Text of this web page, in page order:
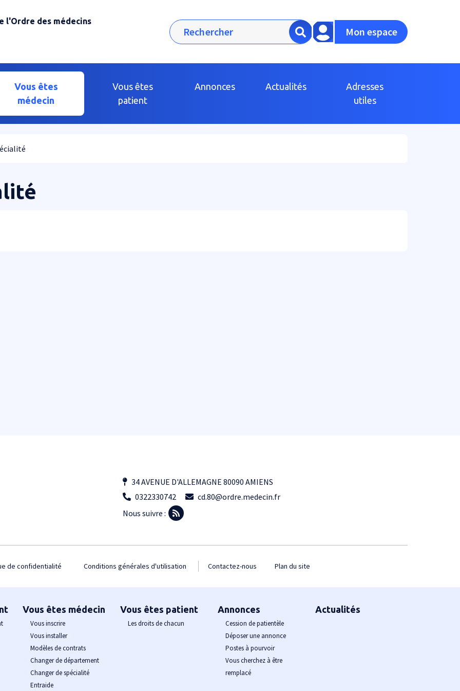
l'Ordre des médecins Rechercher Mon espace
Vous êtes
médecin
Vous êtes
patient
Annonces Actualités
Adresses
utiles
34 AVENUE D'ALLEMAGNE 80090 AMIENS
0322330742
cd.80@ordre.medecin.fr
Nous suivre :
de confidentialité Conditions générales d'utilisation Contactez-nous Plan du site
Vous êtes médecin
Vous inscrire
Vous installer
Modèles de contrats
Changer de département
Changer de spécialité
Entraide
Vous êtes patient
Les droits de chacun
Annonces
Cession de patientèle
Déposer une annonce
Postes à pourvoir
Vous cherchez à être
remplacé
Actualités